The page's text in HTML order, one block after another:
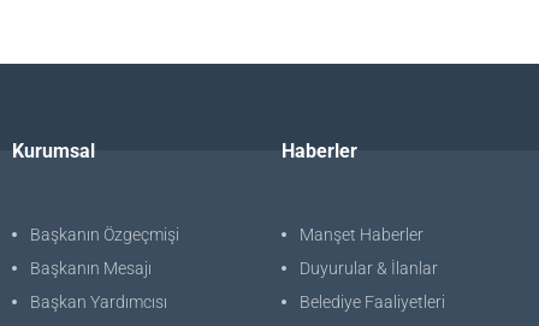
Kurumsal
Başkanın Özgeçmişi
Başkanın Mesajı
Başkan Yardımcısı
Haberler
Manşet Haberler
Duyurular & İlanlar
Belediye Faaliyetleri